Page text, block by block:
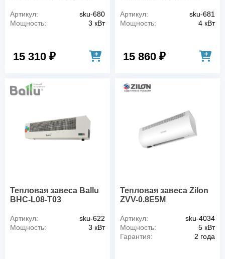
Артикул:
sku-680
Мощность:
3 кВт
15 310 ₽
Артикул:
sku-681
Мощность:
4 кВт
15 860 ₽
Тепловая завеса Ballu
BHC-L08-T03
Артикул:
sku-622
Мощность:
3 кВт
Тепловая завеса Zilon
ZVV-0.8E5M
Артикул:
sku-4034
Мощность:
5 кВт
Гарантия:
2 года